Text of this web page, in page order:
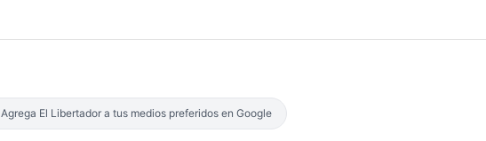
Agrega El Libertador a tus medios preferidos en Google